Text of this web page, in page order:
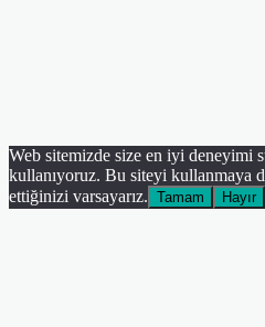
Web sitemizde size en iyi deneyimi
kullanıyoruz. Bu siteyi kullanmaya
ettiğinizi varsayarız. Tamam Hayır